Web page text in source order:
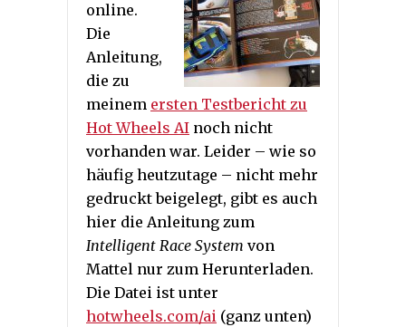
online.
Die
Anleitung,
die zu
meinem ersten Testbericht zu
Hot Wheels AI noch nicht
vorhanden war. Leider – wie so
häufig heutzutage – nicht mehr
gedruckt beigelegt, gibt es auch
hier die Anleitung zum
Intelligent Race System von
Mattel nur zum Herunterladen.
Die Datei ist unter
hotwheels.com/ai (ganz unten)